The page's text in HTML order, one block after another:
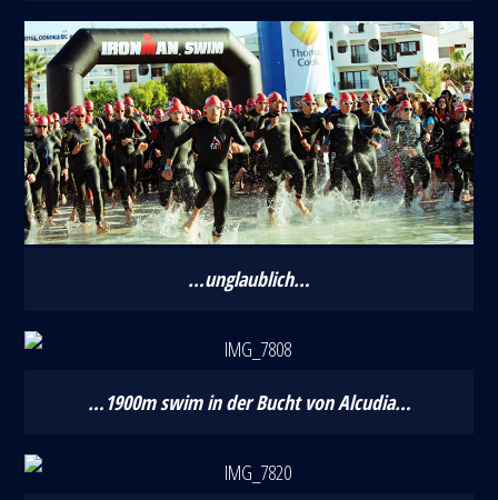
…unglaublich…
…1900m swim in der Bucht von Alcudia…